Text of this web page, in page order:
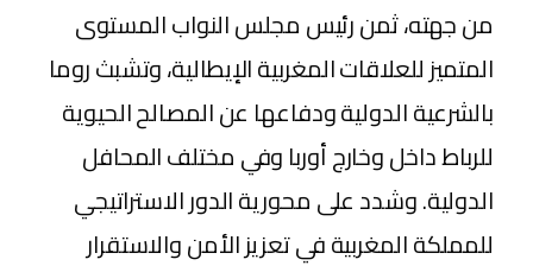
من جهته، ثمن رئيس مجلس النواب المستوى
المتميز للعلاقات المغربية الإيطالية، وتشبث روما
بالشرعية الدولية ودفاعها عن المصالح الحيوية
للرباط داخل وخارج أوربا وفي مختلف المحافل
الدولية. وشدد على محورية الدور الاستراتيجي
للمملكة المغربية في تعزيز الأمن والاستقرار